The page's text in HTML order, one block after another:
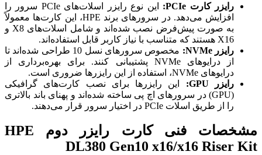
رایزر کارت PCIe:
این نوع رایزر اسلات‌های PCIe سرور را
افزایش می‌دهد. در سرورهای برند HPE، این کارت‌ها معمولاً
به صورت پیش‌فرض نصب شده‌اند و شامل اسلات‌های X8 و
X16 هستند که متناسب با نیاز کاربر قابل استفاده‌اند.
رایزر NVMe:
مخصوص سرورهای نسل 10 طراحی شده‌اند تا
از درایوهای NVMe پشتیبانی کنند. برای بهره‌برداری از
درایوهای NVMe، استفاده از این رایزرها ضروری است.
رایزر GPU:
این رایزرها برای نصب کارت‌های گرافیکی
(GPU) در سرورهای اچ پی ساخته شده‌اند و پهنای باند بالاتری
را از طریق اسلات PCIe در اختیار سرور قرار می‌دهند.
مشخصات فنی کارت رایزر دوم HPE
DL380 Gen10 x16/x16 Riser Kit